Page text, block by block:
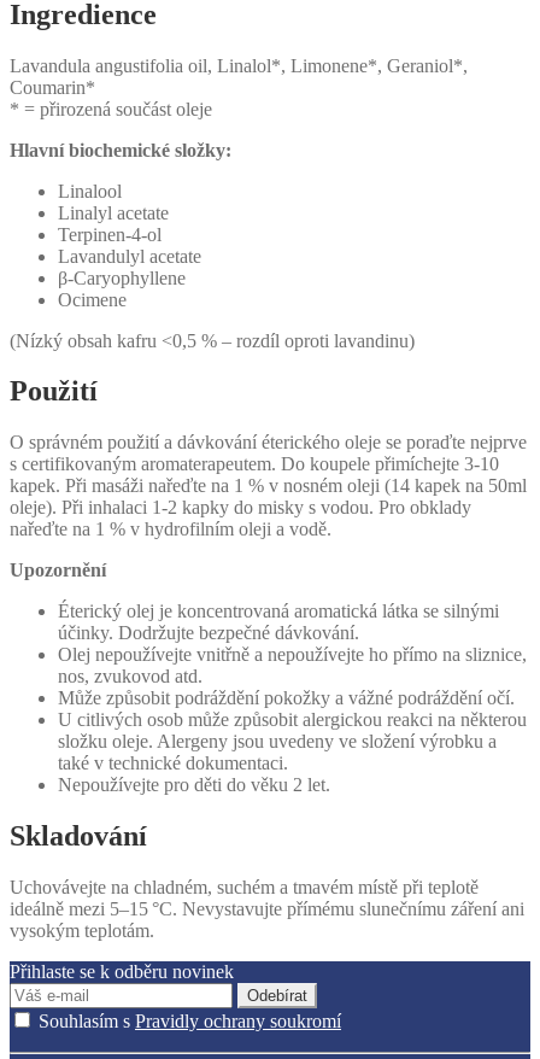
Ingredience
Lavandula angustifolia oil, Linalol*, Limonene*, Geraniol*,
Coumarin*
* = přirozená součást oleje
Hlavní biochemické složky:
Linalool
Linalyl acetate
Terpinen-4-ol
Lavandulyl acetate
β-Caryophyllene
Ocimene
(Nízký obsah kafru <0,5 % – rozdíl oproti lavandinu)
Použití
O správném použití a dávkování éterického oleje se poraďte nejprve
s certifikovaným aromaterapeutem. Do koupele přimíchejte 3-10
kapek. Při masáži nařeďte na 1 % v nosném oleji (14 kapek na 50ml
oleje). Při inhalaci 1-2 kapky do misky s vodou. Pro obklady
nařeďte na 1 % v hydrofilním oleji a vodě.
Upozornění
Éterický olej je koncentrovaná aromatická látka se silnými
účinky. Dodržujte bezpečné dávkování.
Olej nepoužívejte vnitřně a nepoužívejte ho přímo na sliznice,
nos, zvukovod atd.
Může způsobit podráždění pokožky a vážné podráždění očí.
U citlivých osob může způsobit alergickou reakci na některou
složku oleje. Alergeny jsou uvedeny ve složení výrobku a
také v technické dokumentaci.
Nepoužívejte pro děti do věku 2 let.
Skladování
Uchovávejte na chladném, suchém a tmavém místě při teplotě
ideálně mezi 5–15 °C. Nevystavujte přímému slunečnímu záření ani
vysokým teplotám.
Přihlaste se k odběru novinek
Odebírat
Souhlasím s Pravidly ochrany soukromí